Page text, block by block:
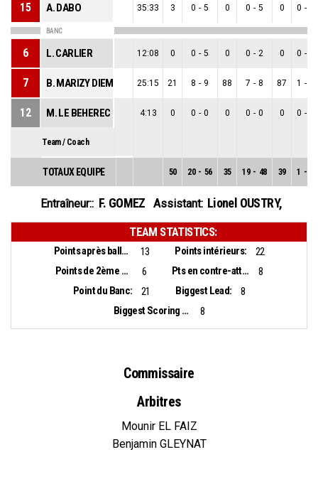
15 A. DABO 35:33 3 0 - 5 0 0 - 5 0 0 -
BANC
6 L. CARLIER 12:08 0 0 - 5 0 0 - 2 0 0 -
7 B. MARIZY DIEME 25:15 21 8 - 9 88 7 - 8 87 1 -
12 M. LE BEHEREC 4:13 0 0 - 0 0 0 - 0 0 0 -
Team / Coach
TOTAUX EQUIPE 50 20 - 56 35 19 - 48 39 1 -
Entraîneur:: F. GOMEZ Assistant: Lionel OUSTRY,
TEAM STATISTICS:
Points après balles perdues: 13 Points intérieurs:
22
Points de 2ème chance:
6 Pts en contre-attaque:
8
Point du Banc:
21 Biggest Lead:
8
Biggest Scoring Run:
8
Commissaire
Arbitres
Mounir EL FAIZ
Benjamin GLEYNAT